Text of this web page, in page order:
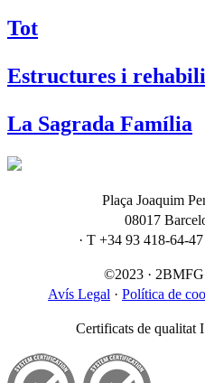
Tot
Estructures i
La Sagrada Família
Plaça Joaquim
08017
· T +34 93 418-64-
©2023 ·
Avís Legal · Política de
Certificats de qualitat